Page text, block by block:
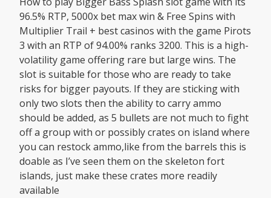
96.5% RTP, 5000x bet max win & Free Spins with
Multiplier Trail + best casinos with the game Pirots
3 with an RTP of 94.00% ranks 3200. This is a high-
volatility game offering rare but large wins. The
slot is suitable for those who are ready to take
risks for bigger payouts. If they are sticking with
only two slots then the ability to carry ammo
should be added, as 5 bullets are not much to fight
off a group with or possibly crates on island where
you can restock ammo,like from the barrels this is
doable as I’ve seen them on the skeleton fort
islands, just make these crates more readily
available